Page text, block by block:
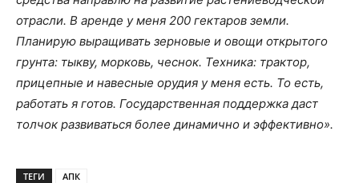
отрасли. В аренде у меня 200 гектаров земли.
Планирую выращивать зерновые и овощи открытого
грунта: тыкву, морковь, чеснок. Техника: трактор,
прицепные и навесные орудия у меня есть. То есть,
работать я готов. Государственная поддержка даст
толчок развиваться более динамично и эффективно».
ТЕГИ АПК